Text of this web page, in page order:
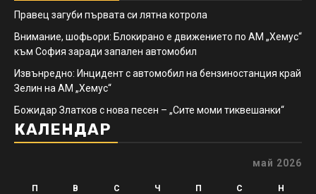
Правец загуби първата си лятна котрола
Внимание, шофьори: Блокирано е движението по АМ „Хемус“
към София заради запален автомобил
Извънредно: Инцидент с автомобил на бензиностанция край
Зелин на АМ „Хемус“
Божидар Златков с нова песен – „Сите моми тиквешанки“
КАЛЕНДАР
май 2026
П В С Ч П С Н